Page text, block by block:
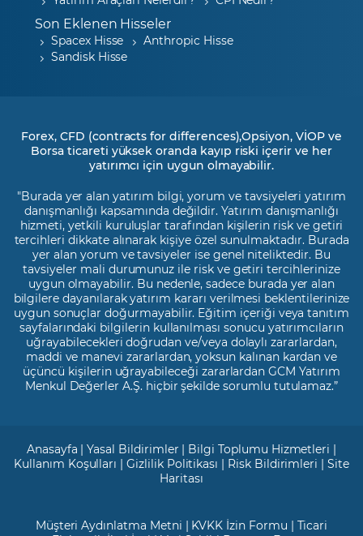
Son Eklenen Hisseler
Spacex Hisse
Anthropic Hisse
Sandisk Hisse
Forex, CFD (contracts for differences),Opsiyon, VİOP ve
Borsa ticareti yüksek oranda kayıp riski içerir ve her
yatırımcı için uygun olmayabilir.
"Burada yer alan yatırım bilgi, yorum ve tavsiyeleri yatırım
danışmanlığı kapsamında değildir. Yatırım danışmanlığı
hizmeti, yetkili kuruluşlar tarafından kişilerin risk ve getiri
tercihleri dikkate alınarak kişiye özel sunulmaktadır. Burada
yer alan yorum ve tavsiyeler ise genel niteliktedir. Bu
tavsiyeler mali durumunuz ile risk ve getiri tercihlerinize
uygun olmayabilir. Bu nedenle, sadece burada yer alan
bilgilere dayanılarak yatırım kararı verilmesi beklentilerinize
uygun sonuçlar doğurmayabilir. Eğitim içeriği veya tanıtım
sayfalarındaki bilgilerin kullanılması sonucu yatırımcıların
uğrayabilecekleri doğrudan ve/veya dolaylı zararlardan,
maddi ve manevi zararlardan, yoksun kalınan kardan ve
üçüncü kişilerin uğrayabileceği zararlardan GCM Yatırım
Menkul Değerler A.Ş. hiçbir şekilde sorumlu tutulamaz.”
Anasayfa |Yasal Bildirimler | Bilgi Toplumu Hizmetleri |
Kullanım Koşulları |Gizlilik Politikası | Risk Bildirimleri |Site
Haritası
Müşteri Aydınlatma Metni | KVKK İzin Formu | Ticari